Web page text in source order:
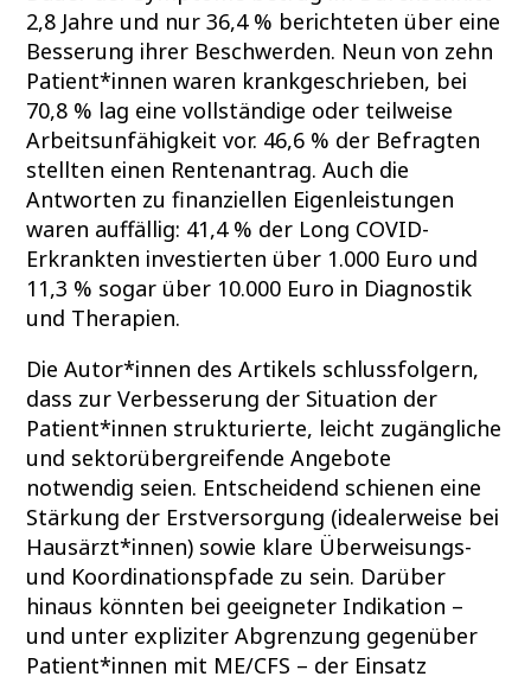
2,8 Jahre und nur 36,4 % berichteten über eine
Besserung ihrer Beschwerden. Neun von zehn
Patient*innen waren krankgeschrieben, bei
70,8 % lag eine vollständige oder teilweise
Arbeitsunfähigkeit vor. 46,6 % der Befragten
stellten einen Rentenantrag. Auch die
Antworten zu finanziellen Eigenleistungen
waren auffällig: 41,4 % der Long COVID-
Erkrankten investierten über 1.000 Euro und
11,3 % sogar über 10.000 Euro in Diagnostik
und Therapien.
Die Autor*innen des Artikels schlussfolgern,
dass zur Verbesserung der Situation der
Patient*innen strukturierte, leicht zugängliche
und sektorübergreifende Angebote
notwendig seien. Entscheidend schienen eine
Stärkung der Erstversorgung (idealerweise bei
Hausärzt*innen) sowie klare Überweisungs-
und Koordinationspfade zu sein. Darüber
hinaus könnten bei geeigneter Indikation –
und unter expliziter Abgrenzung gegenüber
Patient*innen mit ME/CFS – der Einsatz